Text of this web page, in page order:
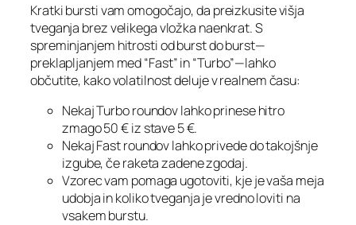
Kratki bursti vam omogočajo, da preizkusite višja
tveganja brez velikega vložka naenkrat. S
spreminjanjem hitrosti od burst do burst—
preklapljanjem med “Fast” in “Turbo”—lahko
občutite, kako volatilnost deluje v realnem času:
Nekaj Turbo roundov lahko prinese hitro
zmago 50 € iz stave 5 €.
Nekaj Fast roundov lahko privede do takojšnje
izgube, če raketa zadene zgodaj.
Vzorec vam pomaga ugotoviti, kje je vaša meja
udobja in koliko tveganja je vredno loviti na
vsakem burstu.